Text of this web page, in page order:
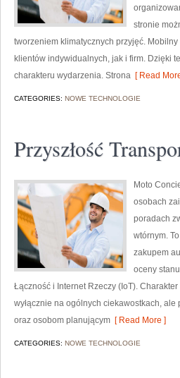
stronie
tworzeniem klimatycznych przyjęć.
klientów indywidualnych, jak i firm. Dzięki
charakteru wydarzenia. Strona [ Read
CATEGORIES: NOWE TECHNOLOGIE
Przyszłość
Moto
osobach
poradach
wtórnym.
zakupem
oceny
Łączność i Internet Rzeczy (IoT).
wyłącznie na ogólnych ciekawostkach,
oraz osobom planującym [ Read More ]
CATEGORIES: NOWE TECHNOLOGIE